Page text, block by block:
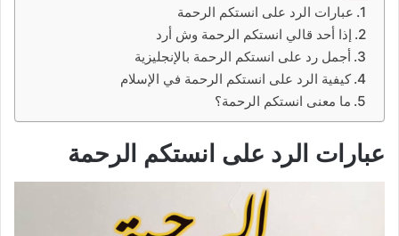
عبارات الرد على انستكم الرحمة
إذا أحد قالي انستكم الرحمة وش أرد
أجمل رد على انستكم الرحمة بالإنجليزية
كيفية الرد على انستكم الرحمة في الإسلام
ما معنى انستكم الرحمة؟
عبارات الرد على انستكم الرحمة